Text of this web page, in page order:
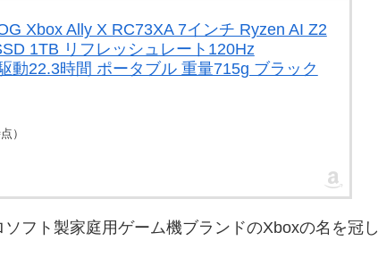
Xbox Ally X RC73XA 7インチ Ryzen AI Z2
1TB リフレッシュレート120Hz
動22.3時間 ポータブル 重量715g ブラック
）
フト製家庭用ゲーム機ブランドのXboxの名を冠し